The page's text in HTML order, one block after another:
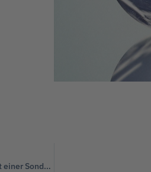
Hans-Georg Maaßen: „Die WerteUnion lehnt es ab, die Öffentlich-Rechtlichen mit einer Sondergebühr zu finanzieren.“